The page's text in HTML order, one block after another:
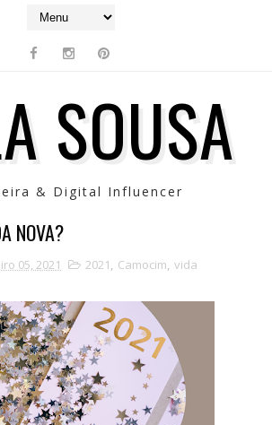
SOUSA
& Digital Influencer
NOVA?
05, 2021 2021, Camocim, vida